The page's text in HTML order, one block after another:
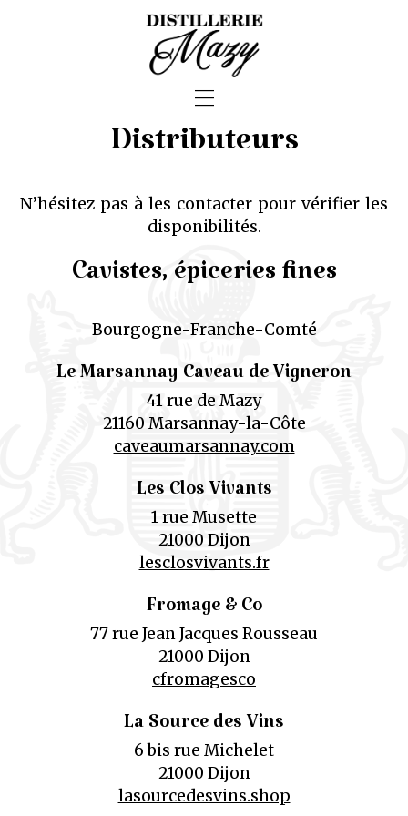
—
—
—
Distributeurs
N’hésitez pas à les contacter pour vérifier les
disponibilités.
Cavistes, épiceries fines
Bourgogne-Franche-Comté
Le Marsannay Caveau de Vigneron
41 rue de Mazy
21160 Marsannay-la-Côte
caveaumarsannay.com
Les Clos Vivants
1 rue Musette
21000 Dijon
lesclosvivants.fr
Fromage & Co
77 rue Jean Jacques Rousseau
21000 Dijon
cfromagesco
La Source des Vins
6 bis rue Michelet
21000 Dijon
lasourcedesvins.shop